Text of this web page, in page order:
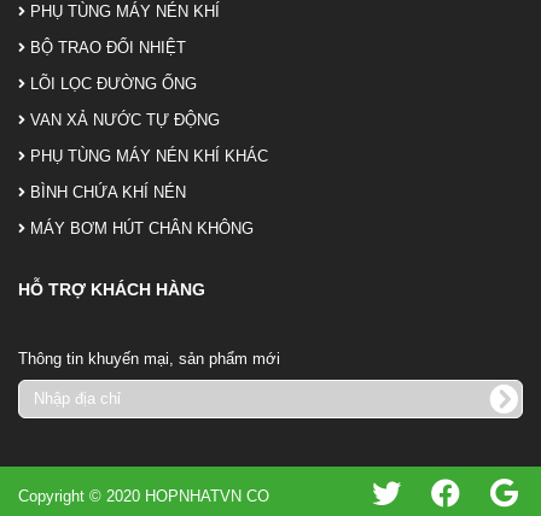
PHỤ TÙNG MÁY NÉN KHÍ
BỘ TRAO ĐỔI NHIỆT
LÕI LỌC ĐƯỜNG ỐNG
VAN XẢ NƯỚC TỰ ĐỘNG
PHỤ TÙNG MÁY NÉN KHÍ KHÁC
BÌNH CHỨA KHÍ NÉN
MÁY BƠM HÚT CHÂN KHÔNG
HỖ TRỢ KHÁCH HÀNG
Thông tin khuyến mại, sản phẩm mới
Copyright © 2020 HOPNHATVN CO